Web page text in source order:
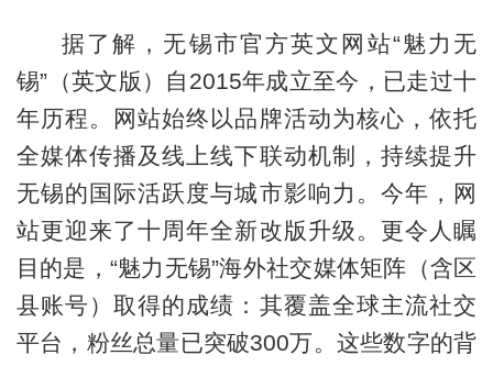
据了解，无锡市官方英文网站“魅力无
锡”（英文版）自2015年成立至今，已走过十
年历程。网站始终以品牌活动为核心，依托
全媒体传播及线上线下联动机制，持续提升
无锡的国际活跃度与城市影响力。今年，网
站更迎来了十周年全新改版升级。更令人瞩
目的是，“魅力无锡”海外社交媒体矩阵（含区
县账号）取得的成绩：其覆盖全球主流社交
平台，粉丝总量已突破300万。这些数字的背